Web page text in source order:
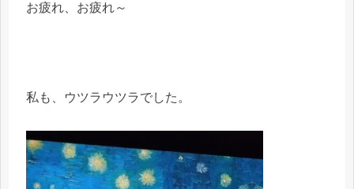
お疲れ、お疲れ～
私も、ウツラウツラでした。